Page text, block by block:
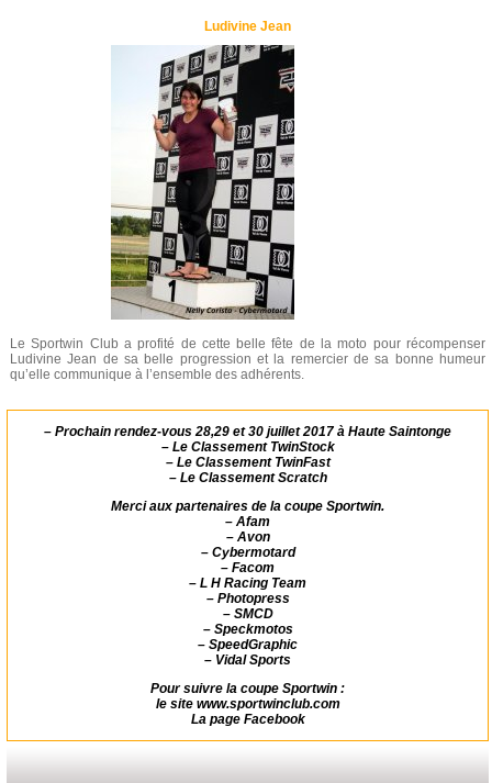
Ludivine Jean
Le Sportwin Club a profité de cette belle fête de la moto pour récompenser
Ludivine Jean de sa belle progression et la remercier de sa bonne humeur
qu’elle communique à l’ensemble des adhérents.
– Prochain rendez-vous 28,29 et 30 juillet 2017 à Haute Saintonge
–Le Classement TwinStock
–Le Classement TwinFast
–Le Classement Scratch
Merci aux partenaires de la coupe Sportwin.
– Afam
– Avon
– Cybermotard
– Facom
– L H Racing Team
– Photopress
– SMCD
– Speckmotos
– SpeedGraphic
– Vidal Sports
Pour suivre la coupe Sportwin :
le site www.sportwinclub.com
La page Facebook